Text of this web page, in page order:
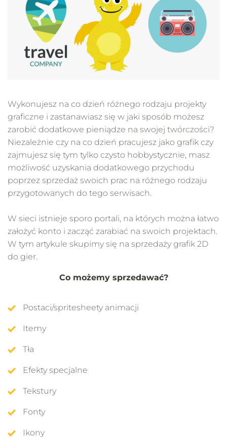
Wykonujesz na co dzień różnego rodzaju projekty
graficzne i zastanawiasz się w jaki sposób możesz
zarobić dodatkowe pieniądze na swojej twórczości?
Niezależnie czy na co dzień pracujesz jako grafik czy
zajmujesz się tym tylko czysto hobbystycznie, masz
możliwość uzyskania dodatkowego przychodu
poprzez sprzedaż swoich prac na różnego rodzaju
przygotowanych do tego serwisach.
W sieci istnieje sporo portali, na których można łatwo
założyć konto i zacząć zarabiać na swoich projektach.
W tym artykule skupimy się na sprzedaży grafik 2D
do gier.
Co możemy sprzedawać?
Postaci/spritesheety animacji
Itemy
Tła
Efekty specjalne
Tekstury
Fonty
Ikony